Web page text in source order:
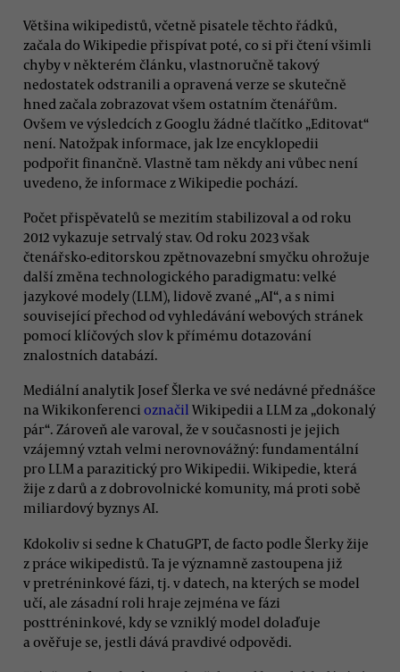
Většina wikipedistů, včetně pisatele těchto řádků,
začala do Wikipedie přispívat poté, co si při čtení všimli
chyby v některém článku, vlastnoručně takový
nedostatek odstranili a opravená verze se skutečně
hned začala zobrazovat všem ostatním čtenářům.
Ovšem ve výsledcích z Googlu žádné tlačítko „Editovat“
není. Natožpak informace, jak lze encyklopedii
podpořit finančně. Vlastně tam někdy ani vůbec není
uvedeno, že informace z Wikipedie pochází.
Počet přispěvatelů se mezitím stabilizoval a od roku
2012 vykazuje setrvalý stav. Od roku 2023 však
čtenářsko-editorskou zpětnovazební smyčku ohrožuje
další změna technologického paradigmatu: velké
jazykové modely (LLM), lidově zvané „AI“, a s nimi
související přechod od vyhledávání webových stránek
pomocí klíčových slov k přímému dotazování
znalostních databází.
Mediální analytik Josef Šlerka ve své nedávné přednášce
na Wikikonferenci označil Wikipedii a LLM za „dokonalý
pár“. Zároveň ale varoval, že v současnosti je jejich
vzájemný vztah velmi nerovnovážný: fundamentální
pro LLM a parazitický pro Wikipedii. Wikipedie, která
žije z darů a z dobrovolnické komunity, má proti sobě
miliardový byznys AI.
Kdokoliv si sedne k ChatuGPT, de facto podle Šlerky žije
z práce wikipedistů. Ta je významně zastoupena již
v pretréninkové fázi, tj. v datech, na kterých se model
učí, ale zásadní roli hraje zejména ve fázi
posttréninkové, kdy se vzniklý model dolaďuje
a ověřuje se, jestli dává pravdivé odpovědi.